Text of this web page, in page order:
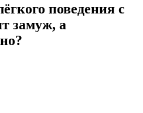
поведения с
замуж, а